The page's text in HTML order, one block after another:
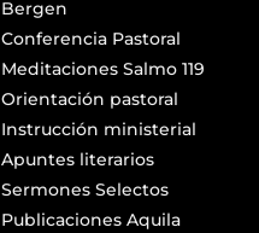
Bergen
Conferencia Pastoral
Meditaciones Salmo 119
Orientación pastoral
Instrucción ministerial
Apuntes literarios
Sermones Selectos
Publicaciones Aquila